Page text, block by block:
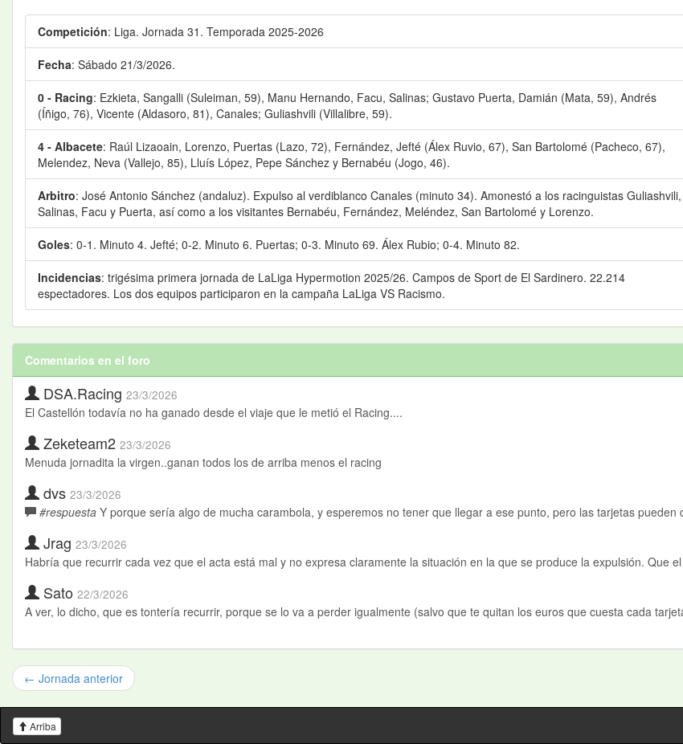
Competición: Liga. Jornada 31. Temporada 2025-2026
Fecha: Sábado 21/3/2026.
0 - Racing: Ezkieta, Sangalli (Suleiman, 59), Manu Hernando, Facu, Salinas; Gustavo Puerta, Damián (Mata, 59), Andrés
(Íñigo, 76), Vicente (Aldasoro, 81), Canales; Guliashvili (Villalibre, 59).
4 - Albacete: Raúl Lizaoain, Lorenzo, Puertas (Lazo, 72), Fernández, Jefté (Álex Ruvio, 67), San Bartolomé (Pacheco, 67),
Melendez, Neva (Vallejo, 85), Lluís López, Pepe Sánchez y Bernabéu (Jogo, 46).
Arbitro: José Antonio Sánchez (andaluz). Expulso al verdiblanco Canales (minuto 34). Amonestó a los racinguistas Guliashvili,
Salinas, Facu y Puerta, así como a los visitantes Bernabéu, Fernández, Meléndez, San Bartolomé y Lorenzo.
Goles: 0-1. Minuto 4. Jefté; 0-2. Minuto 6. Puertas; 0-3. Minuto 69. Álex Rubio; 0-4. Minuto 82.
Incidencias: trigésima primera jornada de LaLiga Hypermotion 2025/26. Campos de Sport de El Sardinero. 22.214
espectadores. Los dos equipos participaron en la campaña LaLiga VS Racismo.
Comentarios en el foro
DSA.Racing 23/3/2026
El Castellón todavía no ha ganado desde el viaje que le metió el Racing....
Zeketeam2 23/3/2026
Menuda jornadita la virgen..ganan todos los de arriba menos el racing
dvs 23/3/2026
#respuesta Y porque sería algo de mucha carambola, y esperemos no tener que llegar a ese punto, pero las tarjetas
Jrag 23/3/2026
Habría que recurrir cada vez que el acta está mal y no expresa claramente la situación en la que se produce la expulsión. Que
Sato 22/3/2026
A ver, lo dicho, que es tontería recurrir, porque se lo va a perder igualmente (salvo que te quitan los euros que cuesta cada
← Jornada anterior
Arriba